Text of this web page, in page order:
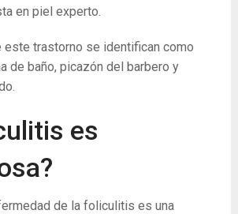
en piel experto.
trastorno se identifican como
de baño, picazón del barbero y
es
de la foliculitis es una